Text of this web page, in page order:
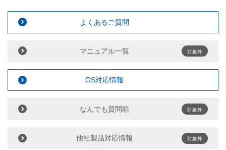
よくあるご質問
マニュアル一覧 対象外
OS対応情報
なんでも質問箱 対象外
他社製品対応情報 対象外